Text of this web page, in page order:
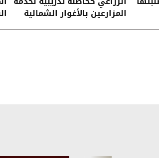
المزارعين بالأغوار الشمالية